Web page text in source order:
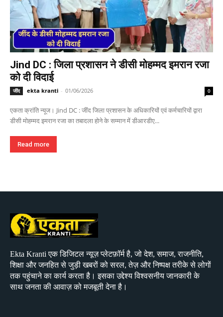
Jind DC : जिला प्रशासन ने डीसी मोहम्मद इमरान रजा
को दी विदाई
जींद ekta kranti - 01/06/2026 0
एकता क्रांति न्यूज। Jind DC : जींद जिला प्रशासन के अधिकारियों एवं कर्मचारियों द्वारा
डीसी मोहम्मद इमरान रजा का तबादला होने के सम्मान में डीआरडीए...
Read more
Ekta Kranti एक डिजिटल न्यूज़ प्लेटफ़ॉर्म है, जो देश, समाज, राजनीति,
शिक्षा और जनहित से जुड़ी खबरों को सरल, तेज़ और निष्पक्ष तरीके से लोगों
तक पहुंचाने का कार्य करता है। इसका उद्देश्य विश्वसनीय जानकारी के
साथ जनता की आवाज़ को मजबूती देना है।